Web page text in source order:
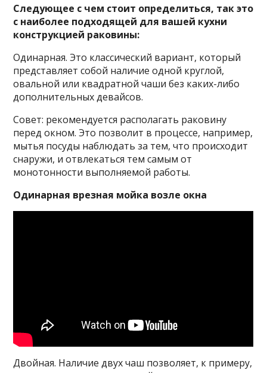
Следующее с чем стоит определиться, так это
с наиболее подходящей для вашей кухни
конструкцией раковины:
Одинарная. Это классический вариант, который
представляет собой наличие одной круглой,
овальной или квадратной чаши без каких-либо
дополнительных девайсов.
Совет: рекомендуется располагать раковину
перед окном. Это позволит в процессе, например,
мытья посуды наблюдать за тем, что происходит
снаружи, и отвлекаться тем самым от
монотонности выполняемой работы.
Одинарная врезная мойка возле окна
Двойная. Наличие двух чаш позволяет, к примеру,